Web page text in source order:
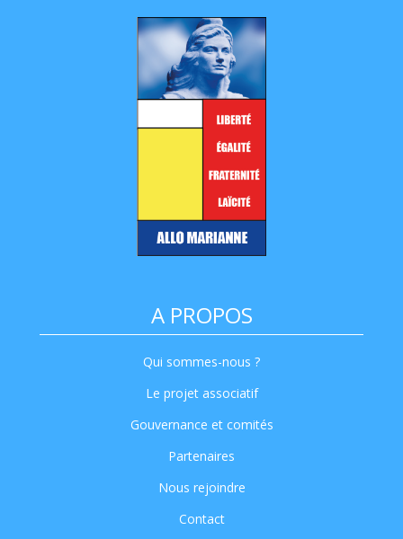
A PROPOS
Qui sommes-nous ?
Le projet associatif
Gouvernance et comités
Partenaires
Nous rejoindre
Contact